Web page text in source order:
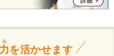
を活かせます